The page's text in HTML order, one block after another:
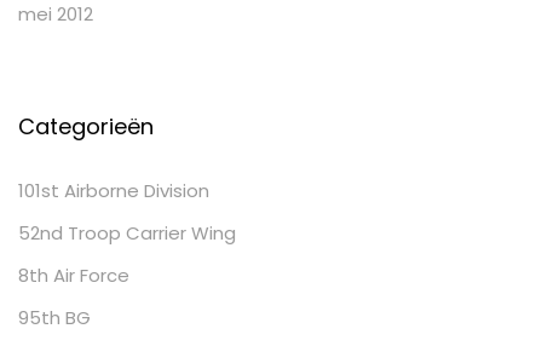
mei 2012
Categorieën
101st Airborne Division
52nd Troop Carrier Wing
8th Air Force
95th BG